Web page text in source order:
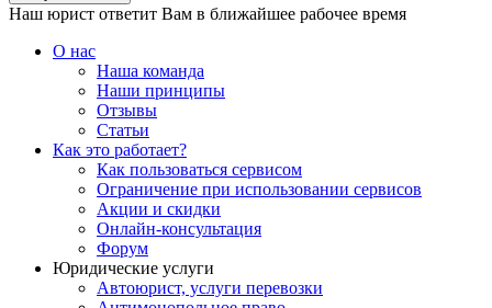
Наш юрист ответит Вам в ближайшее рабочее время
О нас
Наша команда
Наши принципы
Отзывы
Статьи
Как это работает?
Как пользоваться сервисом
Ограничение при использовании сервисов
Акции и скидки
Онлайн-консультация
Форум
Юридические услуги
Автоюрист, услуги перевозки